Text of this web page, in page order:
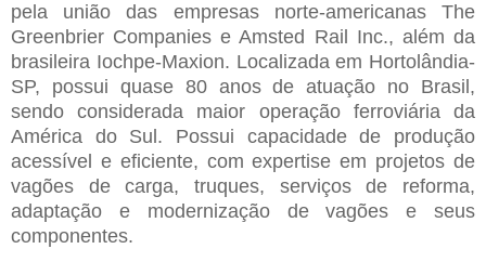
pela união das empresas norte-americanas The
Greenbrier Companies e Amsted Rail Inc., além da
brasileira Iochpe-Maxion. Localizada em Hortolândia-
SP, possui quase 80 anos de atuação no Brasil,
sendo considerada maior operação ferroviária da
América do Sul. Possui capacidade de produção
acessível e eficiente, com expertise em projetos de
vagões de carga, truques, serviços de reforma,
adaptação e modernização de vagões e seus
componentes.